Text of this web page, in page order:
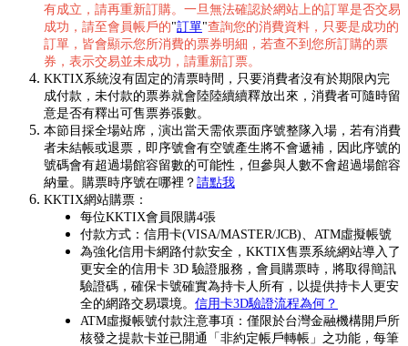
有成立，請再重新訂購。一旦無法確認於網站上的訂單是否交易
成功，請至會員帳戶的"訂單"查詢您的消費資料，只要是成功的
訂單，皆會顯示您所消費的票券明細，若查不到您所訂購的票
券，表示交易並未成功，請重新訂票。
KKTIX系統沒有固定的清票時間，只要消費者沒有於期限內完
成付款，未付款的票券就會陸陸續續釋放出來，消費者可隨時留
意是否有釋出可售票券張數。
本節目採全場站席，演出當天需依票面序號整隊入場，若有消費
者未結帳或退票，即序號會有空號產生將不會遞補，因此序號的
號碼會有超過場館容留數的可能性，但參與人數不會超過場館容
納量。購票時序號在哪裡？ 請點我
KKTIX網站購票：
每位KKTIX會員限購4張
付款方式：信用卡(VISA/MASTER/JCB)、ATM虛擬帳號
為強化信用卡網路付款安全，KKTIX售票系統網站導入了
更安全的信用卡 3D 驗證服務，會員購票時，將取得簡訊
驗證碼，確保卡號確實為持卡人所有，以提供持卡人更安
全的網路交易環境。 信用卡3D驗證流程為何？
ATM虛擬帳號付款注意事項：僅限於台灣金融機構開戶所
核發之提款卡並已開通「非約定帳戶轉帳」之功能，每筆